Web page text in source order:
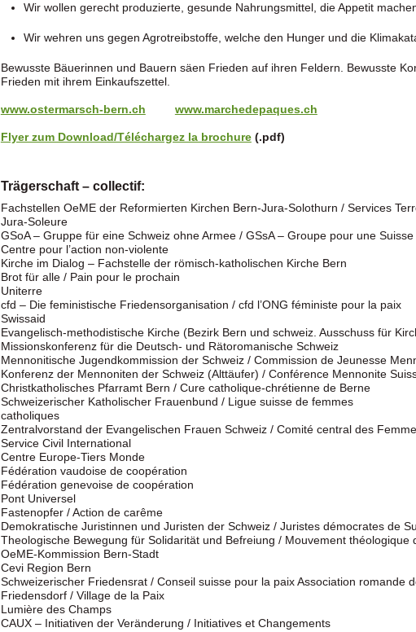
Wir wollen gerecht produzierte, gesunde Nahrungsmittel, die Appetit
Wir wehren uns gegen Agrotreibstoffe, welche den Hunger und die
Bewusste Bäuerinnen und Bauern säen Frieden auf ihren Feldern. Bewusste
Frieden mit ihrem Einkaufszettel.
www.ostermarsch-bern.ch www.marchedepaques.ch
Flyer zum Download/Téléchargez la brochure(.pdf)
Trägerschaft – collectif:
Fachstellen OeME der Reformierten Kirchen Bern-Jura-Solothurn / Services
Jura-Soleure
GSoA – Gruppe für eine Schweiz ohne Armee / GSsA – Groupe pour une
Centre pour l’action non-violente
Kirche im Dialog – Fachstelle der römisch-katholischen Kirche Bern
Brot für alle / Pain pour le prochain
Uniterre
cfd – Die feministische Friedensorganisation / cfd l’ONG féministe pour la paix
Swissaid
Evangelisch-methodistische Kirche (Bezirk Bern und schweiz. Ausschuss für
Missionskonferenz für die Deutsch- und Rätoromanische Schweiz
Mennonitische Jugendkommission der Schweiz / Commission de Jeunesse
Konferenz der Mennoniten der Schweiz (Alttäufer) / Conférence Mennonite
Christkatholisches Pfarramt Bern / Cure catholique-chrétienne de Berne
Schweizerischer Katholischer Frauenbund / Ligue suisse de femmes
catholiques
Zentralvorstand der Evangelischen Frauen Schweiz / Comité central des
Service Civil International
Centre Europe-Tiers Monde
Fédération vaudoise de coopération
Fédération genevoise de coopération
Pont Universel
Fastenopfer / Action de carême
Demokratische Juristinnen und Juristen der Schweiz / Juristes démocrates de
Theologische Bewegung für Solidarität und Befreiung / Mouvement théologique
OeME-Kommission Bern-Stadt
Cevi Region Bern
Schweizerischer Friedensrat / Conseil suisse pour la paix Association romande
Friedensdorf / Village de la Paix
Lumière des Champs
CAUX – Initiativen der Veränderung / Initiatives et Changements